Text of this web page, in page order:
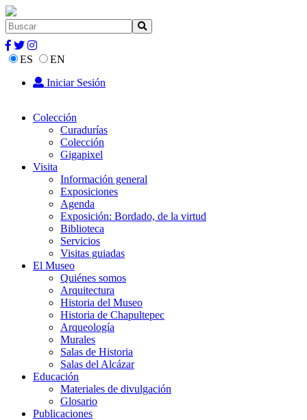
ES
EN
Iniciar Sesión
Colección
Curadurías
Colección
Gigapixel
Visita
Información general
Exposiciones
Agenda
Exposición: Bordado, de la virtud
Biblioteca
Servicios
Visitas guiadas
El Museo
Quiénes somos
Arquitectura
Historia del Museo
Historia de Chapultepec
Arqueología
Murales
Salas de Historia
Salas del Alcázar
Educación
Materiales de divulgación
Glosario
Publicaciones